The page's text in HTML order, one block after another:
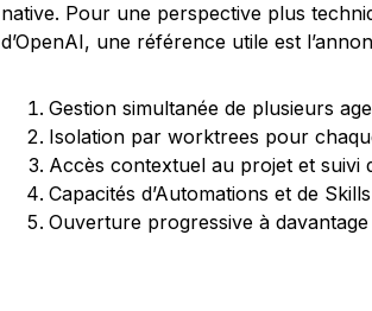
native. Pour une perspective plus
d’OpenAI, une référence utile est
Gestion simultanée de plusieurs
Isolation par worktrees pour
Accès contextuel au projet et suivi
Capacités d’Automations et de
Ouverture progressive à davantage